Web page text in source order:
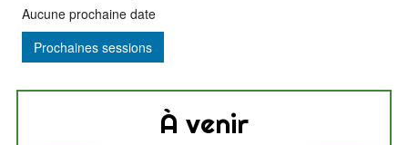
Aucune prochaine date
Prochaines sessions
À venir